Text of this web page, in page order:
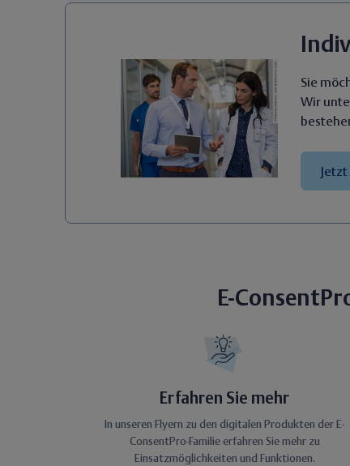
Sie
Wir
E-
Erfahren Sie mehr
In unseren Flyern zu den digitalen Produkten der E-
ConsentPro-Familie erfahren Sie mehr zu
Einsatzmöglichkeiten und Funktionen.